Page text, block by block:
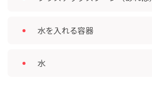
水を入れる容器
水